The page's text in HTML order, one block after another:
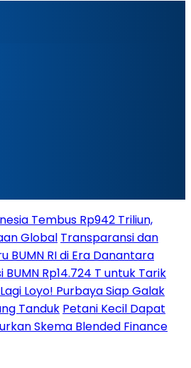
Tembus Rp942 Triliun,
Global Transparansi dan
BUMN RI di Era Danantara
Rp14.724 T untuk Tarik
Lagi Loyo! Purbaya Siap Galak
Tanduk Petani Kecil Dapat
Skema Blended Finance